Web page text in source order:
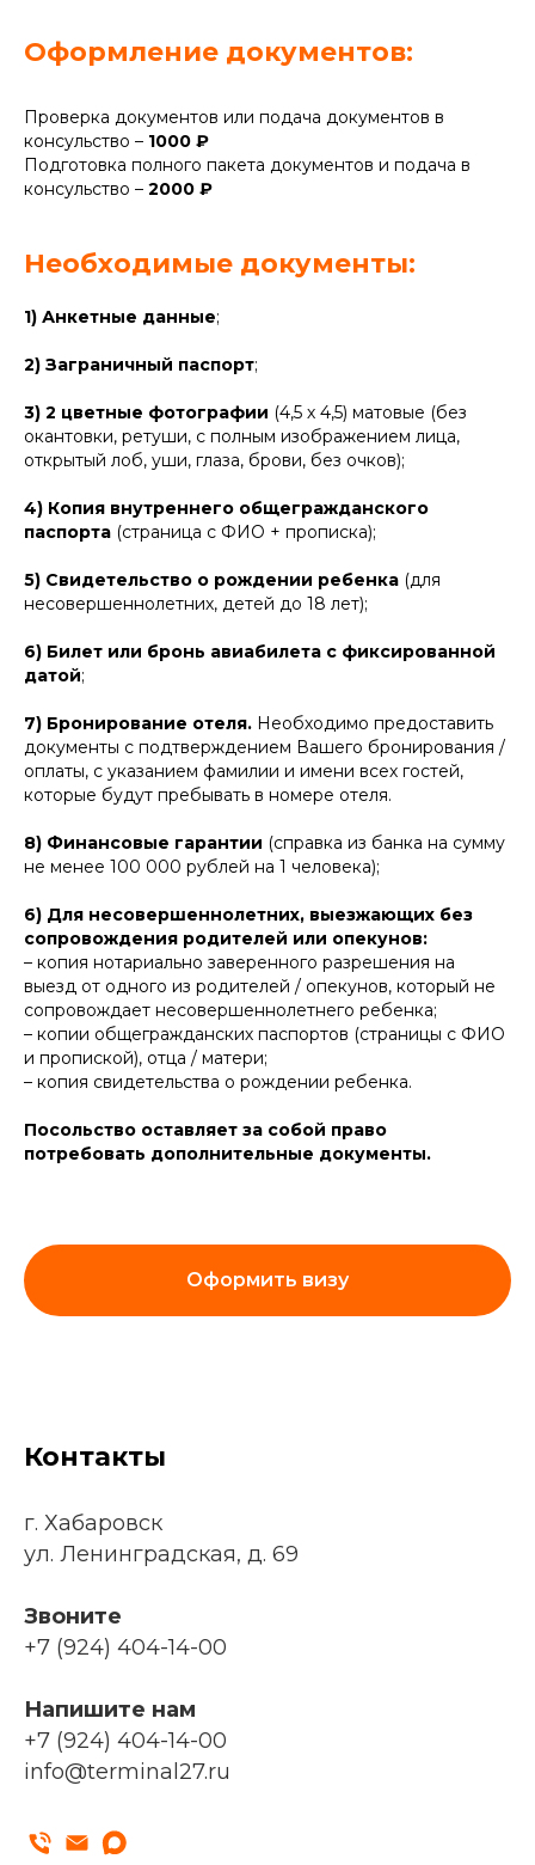
Оформление документов:
Проверка документов или подача документов в
консульство – 1000 ₽
Подготовка полного пакета документов и подача в
консульство – 2000 ₽
Необходимые документы:
1) Анкетные данные;
2) Заграничный паспорт;
3) 2 цветные фотографии (4,5 х 4,5) матовые (без
окантовки, ретуши, с полным изображением лица,
открытый лоб, уши, глаза, брови, без очков);
4) Копия внутреннего общегражданского
паспорта (страница с ФИО + прописка);
5) Свидетельство о рождении ребенка (для
несовершеннолетних, детей до 18 лет);
6) Билет или бронь авиабилета с фиксированной
датой;
7) Бронирование отеля. Необходимо предоставить
документы с подтверждением Вашего бронирования /
оплаты, с указанием фамилии и имени всех гостей,
которые будут пребывать в номере отеля.
8) Финансовые гарантии (справка из банка на сумму
не менее 100 000 рублей на 1 человека);
6) Для несовершеннолетних, выезжающих без
сопровождения родителей или опекунов:
– копия нотариально заверенного разрешения на
выезд от одного из родителей / опекунов, который не
сопровождает несовершеннолетнего ребенка;
– копии общегражданских паспортов (страницы с ФИО
и пропиской), отца / матери;
– копия свидетельства о рождении ребенка.
Посольство оставляет за собой право
потребовать дополнительные документы.
Оформить визу
Контакты
г. Хабаровск
ул. Ленинградская, д. 69
Звоните
+7 (924) 404-14-00
Напишите нам
+7 (924) 404-14-00
info@terminal27.ru